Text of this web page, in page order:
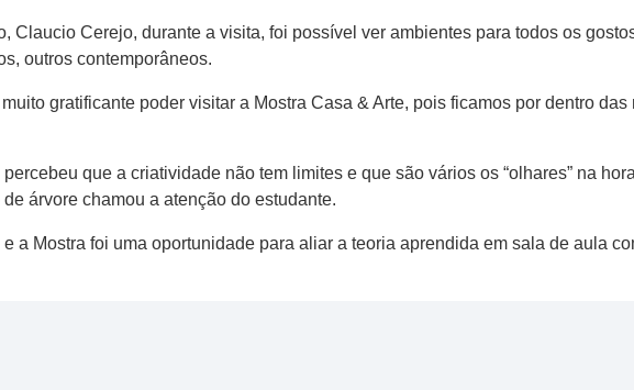
Claucio Cerejo, durante a visita, foi possível ver ambientes para todos os
outros contemporâneos.
gratificante poder visitar a Mostra Casa & Arte, pois ficamos por dentro
que a criatividade não tem limites e que são vários os “olhares” na
árvore chamou a atenção do estudante.
a Mostra foi uma oportunidade para aliar a teoria aprendida em sala de aula